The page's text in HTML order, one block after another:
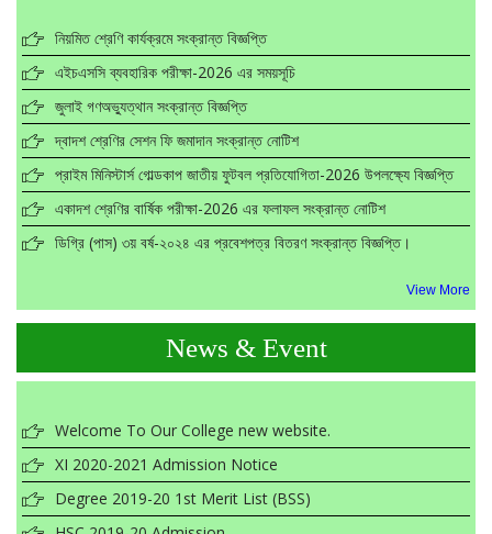
এইচএসসি ব্যবহারিক পরীক্ষা-2026 এর সময়সূচি
জুলাই গণঅভ্যুত্থান সংক্রান্ত বিজ্ঞপ্তি
দ্বাদশ শ্রেণির সেশন ফি জমাদান সংক্রান্ত নোটিশ
প্রাইম মিনিস্টার্স গোল্ডকাপ জাতীয় ফুটবল প্রতিযোগিতা-2026 উপলক্ষ্যে বিজ্ঞপ্তি
একাদশ শ্রেণির বার্ষিক পরীক্ষা-2026 এর ফলাফল সংক্রান্ত নোটিশ
ডিগ্রি (পাস) ৩য় বর্ষ-২০২৪ এর প্রবেশপত্র বিতরণ সংক্রান্ত বিজ্ঞপ্তি।
চিকিৎসা সহযোগিতার জন্য অনলাইনে আবেদন বিজ্ঞপ্তি
এইচএসসি পরীক্ষা চলাকালীন উচ্চ মাধ্যমিক ও স্নাতক শ্রেণির পাঠদান সংক্রান্ত
বিজ্ঞপ্তি
আইসিটি ব্যবহারিক পরীক্ষার বিশেষ সুযোগ সংক্রান্ত বিজ্ঞপ্তি।
View More
News & Event
XI 2020-2021 Admission Notice
Degree 2019-20 1st Merit List (BSS)
HSC 2019-20 Admission